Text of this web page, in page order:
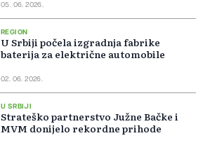
05. 06. 2026.
REGION
U Srbiji počela izgradnja fabrike
baterija za električne automobile
02. 06. 2026.
U SRBIJI
Strateško partnerstvo Južne Bačke i
MVM donijelo rekordne prihode